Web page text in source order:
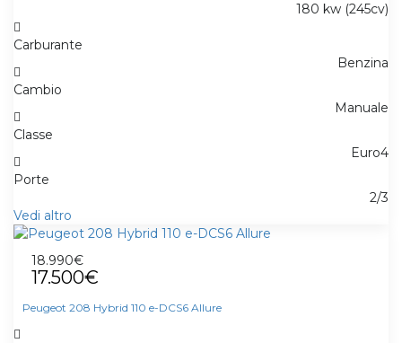
180 kw (245cv)
Carburante
Benzina
Cambio
Manuale
Classe
Euro4
Porte
2/3
Vedi altro
18.990€
17.500€
Peugeot 208 Hybrid 110 e-DCS6 Allure